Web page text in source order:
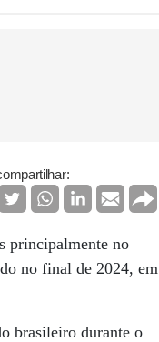
principalmente no
no final de 2024, em
brasileiro durante o